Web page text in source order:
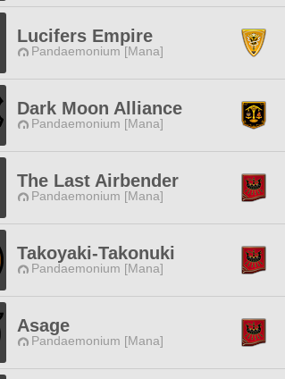
Lucifers Empire
Pandaemonium [Mana]
Dark Moon Alliance
Pandaemonium [Mana]
The Last Airbender
Pandaemonium [Mana]
Takoyaki-Takonuki
Pandaemonium [Mana]
Asage
Pandaemonium [Mana]